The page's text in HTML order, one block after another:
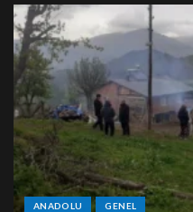
ANADOLU GENEL